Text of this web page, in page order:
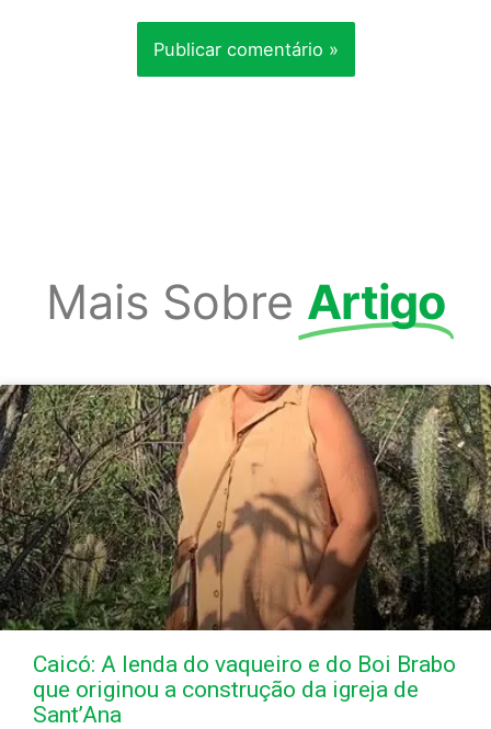
Mais Sobre Artigo
Caicó: A lenda do vaqueiro e do Boi Brabo
que originou a construção da igreja de
Sant’Ana